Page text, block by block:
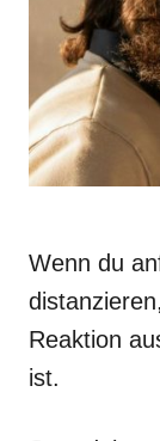
Wenn du
Reaktion
ist.